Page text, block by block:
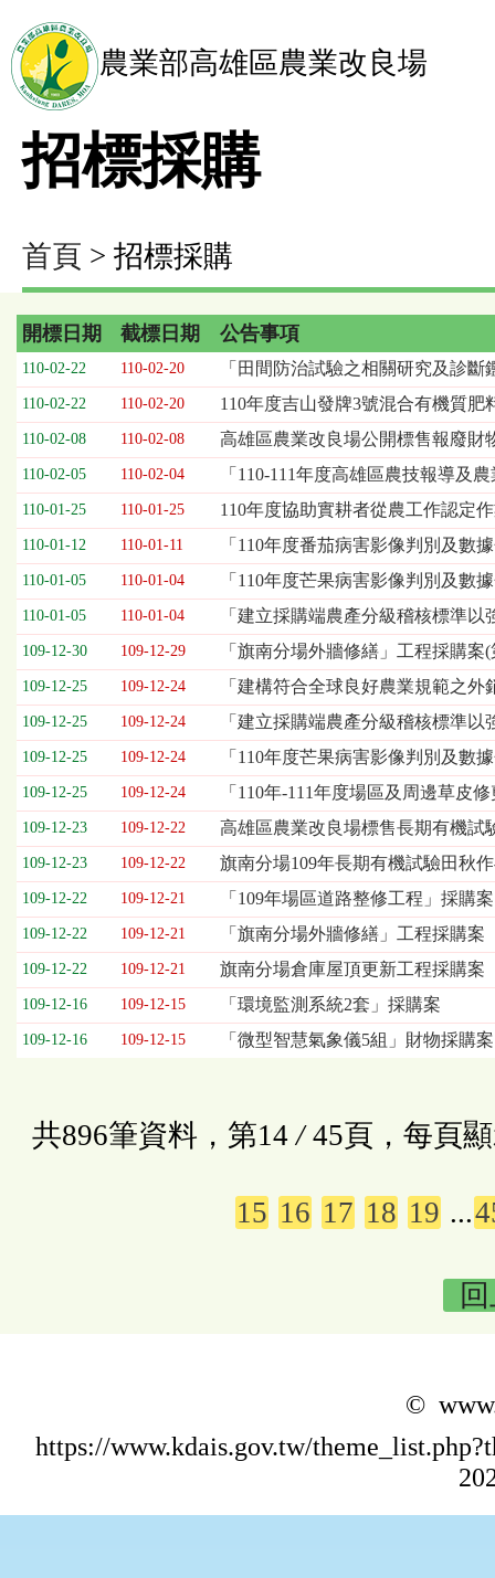
農業部高雄區農業改良場
招標採購
首頁 > 招標採購
招
標
採
購
列
表，
欄
位
依
序
開
標
期、
截
標
日
期、
公
告
事
項
開標日期 截標日期 公告事項
110-02-22 110-02-20 「田間防治試驗之相關研究及診
110-02-22 110-02-20 110年度吉山發牌3號混合有機質肥
110-02-08 110-02-08 高雄區農業改良場公開標售報廢財
110-02-05 110-02-04 「110-111年度高雄區農技報導及
110-01-25 110-01-25 110年度協助實耕者從農工作認定
110-01-12 110-01-11 「110年度番茄病害影像判別及數
110-01-05 110-01-04 「110年度芒果病害影像判別及數
110-01-05 110-01-04 「建立採購端農產分級稽核標準
109-12-30 109-12-29 「旗南分場外牆修繕」工程採購案(
109-12-25 109-12-24 「建構符合全球良好農業規範之
109-12-25 109-12-24 「建立採購端農產分級稽核標準
109-12-25 109-12-24 「110年度芒果病害影像判別及數
109-12-25 109-12-24 「110年-111年度場區及周邊草皮
109-12-23 109-12-22 高雄區農業改良場標售長期有機試
109-12-23 109-12-22 旗南分場109年長期有機試驗田秋
109-12-22 109-12-21 「109年場區道路整修工程」採購案
109-12-22 109-12-21 「旗南分場外牆修繕」工程採購案
109-12-22 109-12-21 旗南分場倉庫屋頂更新工程採購案
109-12-16 109-12-15 「環境監測系統2套」採購案
109-12-16 109-12-15 「微型智慧氣象儀5組」財物採購案
共896筆資料，第14 /45頁，每頁
15 16 17 18 19 ...
©
https://www.kdais.gov.tw/